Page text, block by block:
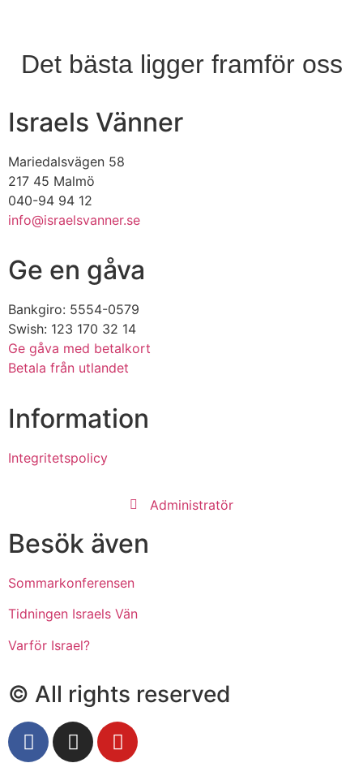
Det bästa ligger framför oss
Israels Vänner
Mariedalsvägen 58
217 45 Malmö
040-94 94 12
info@israelsvanner.se
Ge en gåva
Bankgiro: 5554-0579
Swish: 123 170 32 14
Ge gåva med betalkort
Betala från utlandet
Information
Integritetspolicy
Administratör
Besök även
Sommarkonferensen
Tidningen Israels Vän
Varför Israel?
© All rights reserved